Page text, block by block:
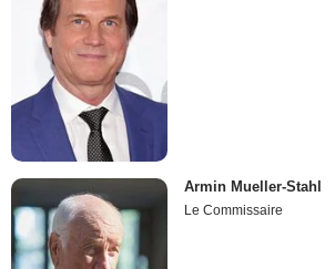
Armin Mueller-Stahl
Le Commissaire